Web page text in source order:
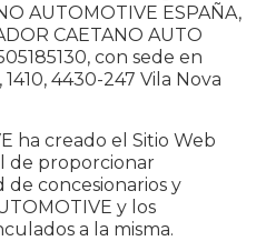
AUTOMOTIVE ESPAÑA,
CAETANO AUTO
con sede en
4430-247 Vila Nova
ha creado el Sitio Web
de proporcionar
concesionarios y
y los
a la misma.